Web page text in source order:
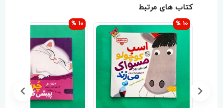
داستان ارتباط برقرار کرده و پیام اصلی آن را دریافت کند.
مایکل دال، نویسنده‌ی پرکار این مجموعه، آثار موفق دیگری
مانند «وقت خواب است بز کوچولو»، «فیل کوچولو گوش
می‌کند» و «میمون کوچولو آرام می‌گیرد» را نیز در کارنامه‌ی
خود دارد که همگی بر آموزش مهارت‌های زندگی به
کودکان تمرکز دارند.
کتاب های مرتبط
10 %
10 %